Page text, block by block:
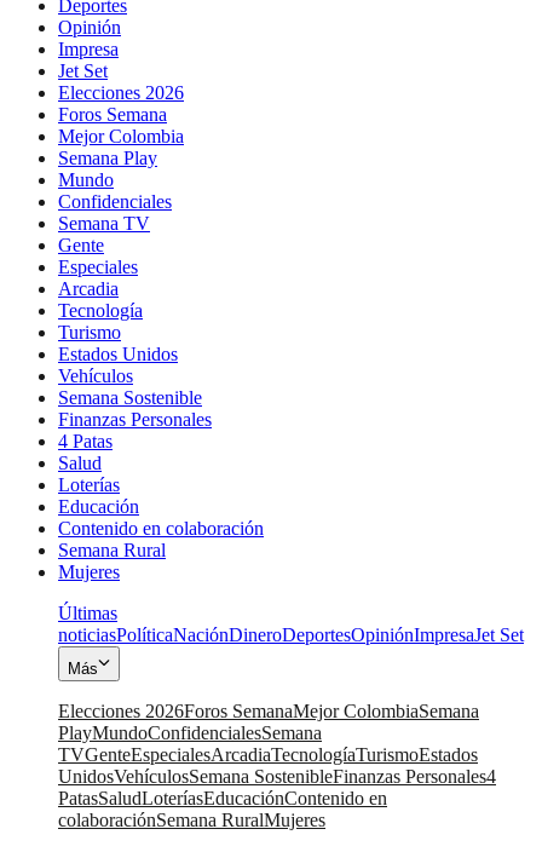
Deportes
Opinión
Impresa
Jet Set
Elecciones 2026
Foros Semana
Mejor Colombia
Semana Play
Mundo
Confidenciales
Semana TV
Gente
Especiales
Arcadia
Tecnología
Turismo
Estados Unidos
Vehículos
Semana Sostenible
Finanzas Personales
4 Patas
Salud
Loterías
Educación
Contenido en colaboración
Semana Rural
Mujeres
Últimas
noticiasPolíticaNaciónDineroDeportesOpiniónImpresaJet Set
Más
Elecciones 2026Foros SemanaMejor ColombiaSemana
PlayMundoConfidencialesSemana
TVGenteEspecialesArcadiaTecnologíaTurismoEstados
UnidosVehículosSemana SostenibleFinanzas Personales4
PatasSaludLoteríasEducaciónContenido en
colaboraciónSemana RuralMujeres